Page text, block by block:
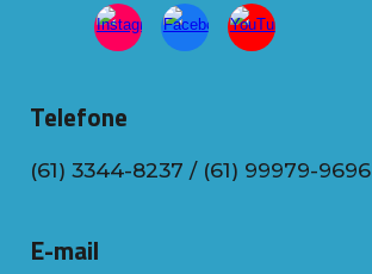
Telefone
(61) 3344-8237 / (61) 99979-9696
E-mail